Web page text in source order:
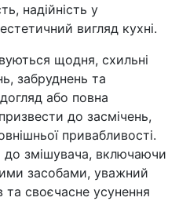
надійність у
вигляд кухні.
щодня, схильні
забруднень та
або повна
до засмічень,
привабливості.
змішувача, включаючи
засобами, уважний
та своєчасне усунення